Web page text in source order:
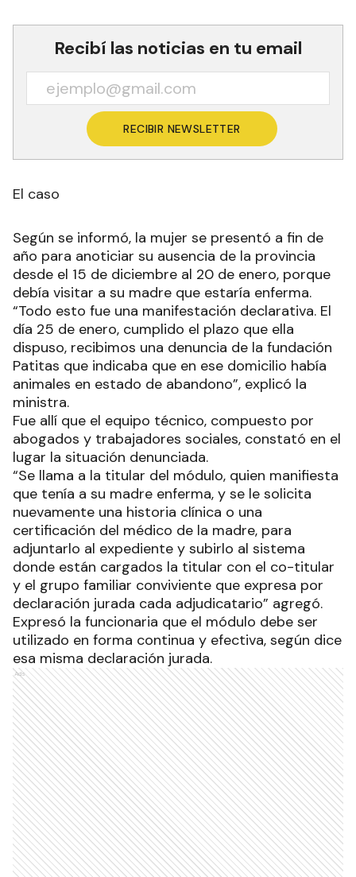
Recibí las noticias en tu email
RECIBIR NEWSLETTER
El caso
Según se informó, la mujer se presentó a fin de
año para anoticiar su ausencia de la provincia
desde el 15 de diciembre al 20 de enero, porque
debía visitar a su madre que estaría enferma.
“Todo esto fue una manifestación declarativa. El
día 25 de enero, cumplido el plazo que ella
dispuso, recibimos una denuncia de la fundación
Patitas que indicaba que en ese domicilio había
animales en estado de abandono”, explicó la
ministra.
Fue allí que el equipo técnico, compuesto por
abogados y trabajadores sociales, constató en el
lugar la situación denunciada.
“Se llama a la titular del módulo, quien manifiesta
que tenía a su madre enferma, y se le solicita
nuevamente una historia clínica o una
certificación del médico de la madre, para
adjuntarlo al expediente y subirlo al sistema
donde están cargados la titular con el co-titular
y el grupo familiar conviviente que expresa por
declaración jurada cada adjudicatario” agregó.
Expresó la funcionaria que el módulo debe ser
utilizado en forma continua y efectiva, según dice
esa misma declaración jurada.
Ads